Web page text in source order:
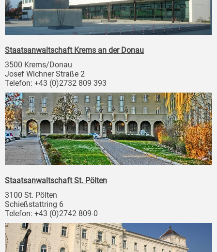
Staatsanwaltschaft Krems an der Donau
3500 Krems/Donau
Josef Wichner Straße 2
Telefon: +43 (0)2732 809 393
Staatsanwaltschaft St. Pölten
3100 St. Pölten
Schießstattring 6
Telefon: +43 (0)2742 809-0